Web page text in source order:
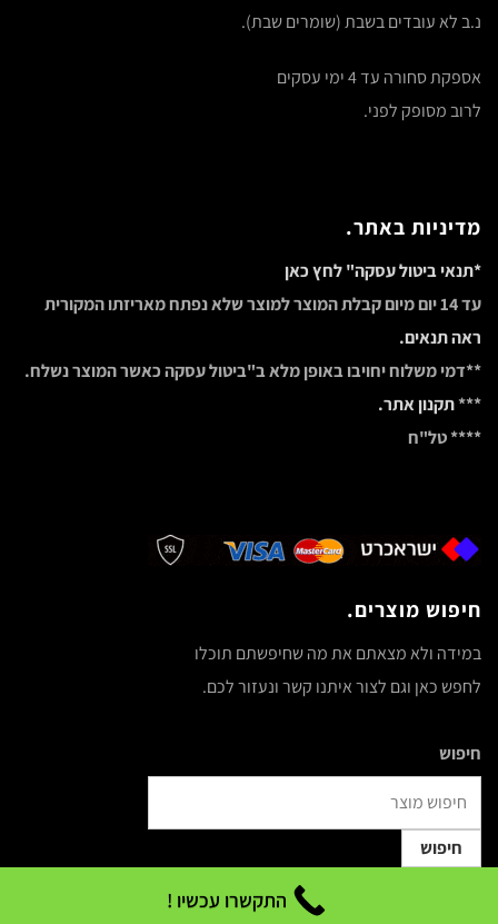
נ.ב לא עובדים בשבת (שומרים שבת).
אספקת סחורה עד 4 ימי עסקים
לרוב מסופק לפני.
מדיניות באתר.
*תנאי ביטול עסקה" לחץ כאן
עד 14 יום מיום קבלת המוצר למוצר שלא נפתח מאריזתו המקורית
ראה תנאים.
**דמי משלוח יחויבו באופן מלא ב"ביטול עסקה כאשר המוצר נשלח.
***תקנון אתר.
**** טל"ח
חיפוש מוצרים.
במידה ולא מצאתם את מה שחיפשתם תוכלו
לחפש כאן וגם לצור איתנו קשר ונעזור לכם.
חיפוש
חיפוש
התקשרו עכשיו !